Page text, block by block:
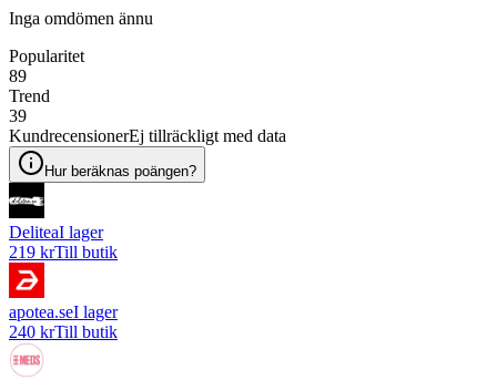
Inga omdömen ännu
Popularitet
89
Trend
39
KundrecensionerEj tillräckligt med data
Hur beräknas poängen?
DeliteaI lager
219 krTill butik
apotea.seI lager
240 krTill butik